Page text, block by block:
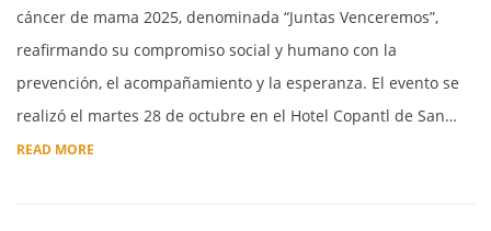
cáncer de mama 2025, denominada “Juntas Venceremos”,
reafirmando su compromiso social y humano con la
prevención, el acompañamiento y la esperanza. El evento se
realizó el martes 28 de octubre en el Hotel Copantl de San…
READ MORE